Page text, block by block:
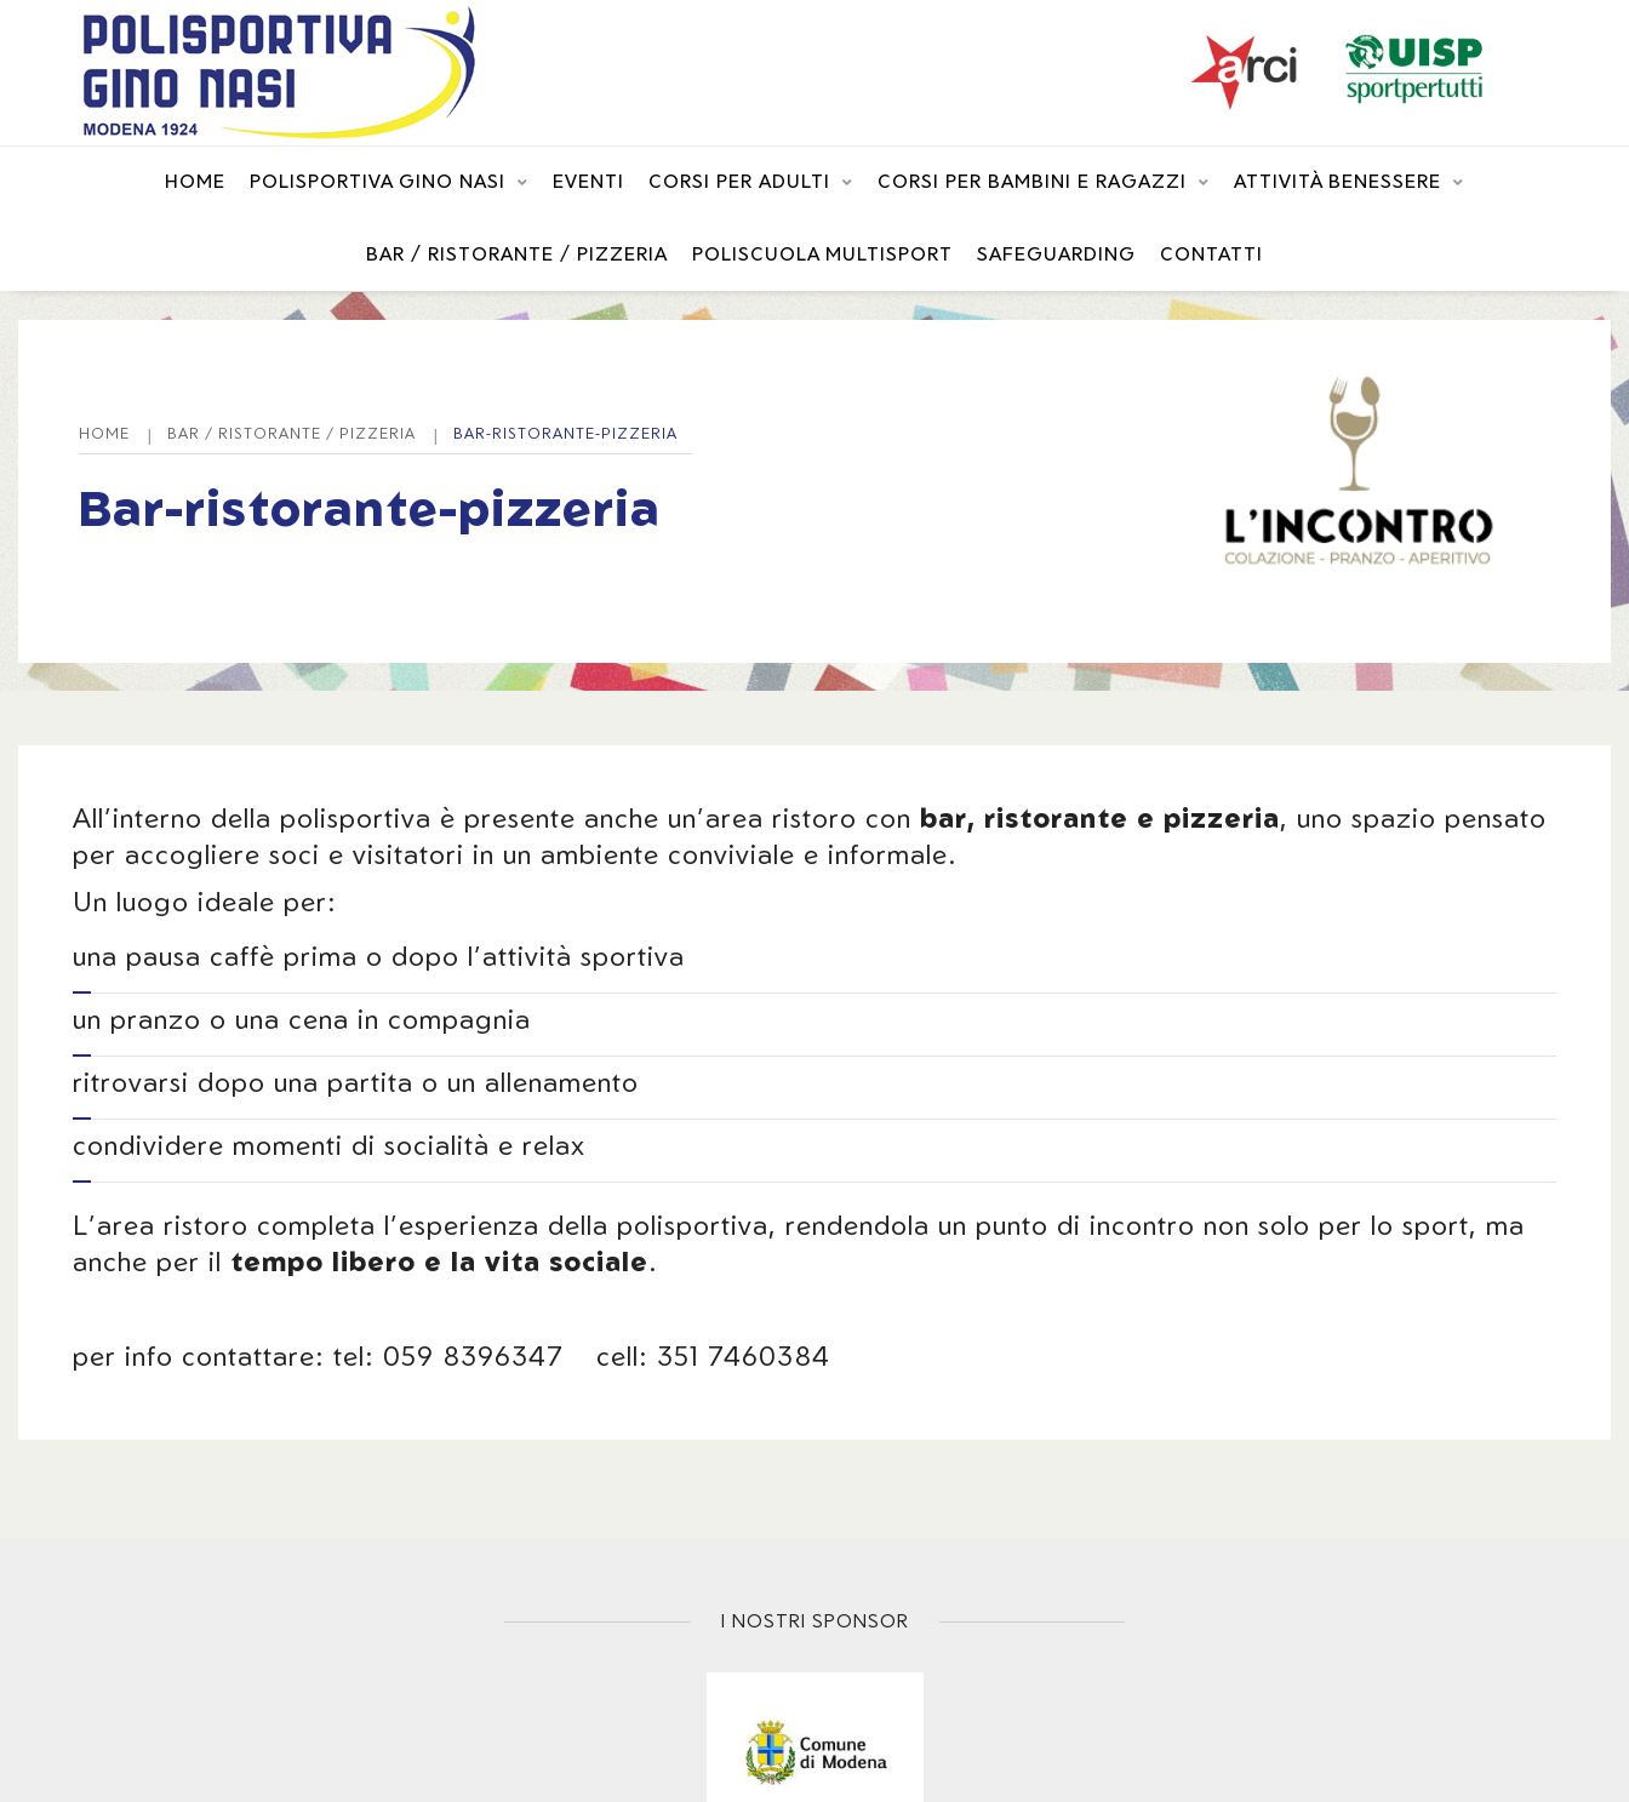
HOME POLISPORTIVA GINO NASI EVENTI CORSI PER ADULTI CORSI PER BAMBINI E RAGAZZI ATTIVITÀ BENESSERE
BAR / RISTORANTE / PIZZERIA POLISCUOLA MULTISPORT SAFEGUARDING CONTATTI
HOME BAR / RISTORANTE / PIZZERIA BAR-RISTORANTE-PIZZERIA
Bar-ristorante-pizzeria
All’interno della polisportiva è presente anche un’area ristoro con bar, ristorante e pizzeria, uno spazio pensato
per accogliere soci e visitatori in un ambiente conviviale e informale.
Un luogo ideale per:
una pausa caffè prima o dopo l’attività sportiva
un pranzo o una cena in compagnia
ritrovarsi dopo una partita o un allenamento
condividere momenti di socialità e relax
L’area ristoro completa l’esperienza della polisportiva, rendendola un punto di incontro non solo per lo sport, ma
anche per il tempo libero e la vita sociale.
per info contattare: tel: 059 8396347 cell: 351 7460384
I NOSTRI SPONSOR